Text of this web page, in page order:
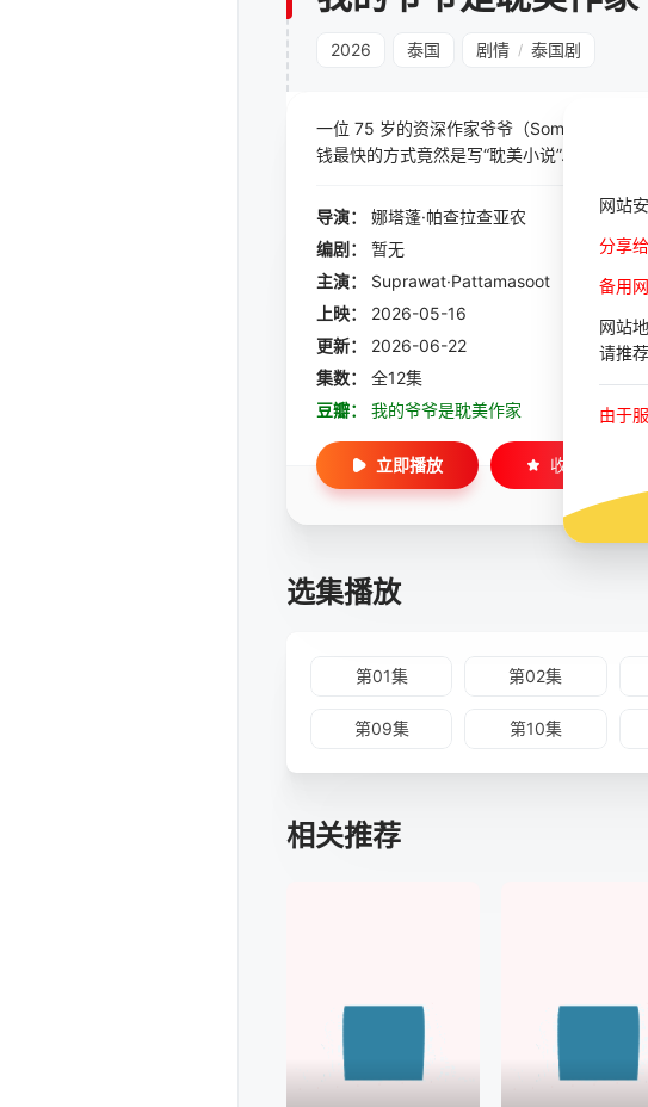
2026 泰国 剧情 / 泰国剧
一位 75 岁的资深作家爷爷（Somsak）为
钱最快的方式竟然是写“耽美小说”……
导演：
娜塔蓬·帕查拉查亚农
编剧：
暂无
主演：
Suprawat·Pattamasoot
上映：
2026-05-16
更新：
2026-06-22
集数：
全12集
豆瓣：
我的爷爷是耽美作家
立即播放 收藏
选集播放
第01集 第02集
第09集 第10集
相关推荐
网站
分享
备用
网站
请推
由于